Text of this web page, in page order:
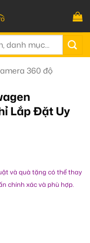
360 độ
Lắp Đặt Uy
và quà tặng có thể thay
chính xác và phù hợp.